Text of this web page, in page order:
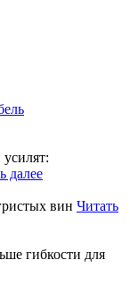
далее
вин Читать
гибкости для